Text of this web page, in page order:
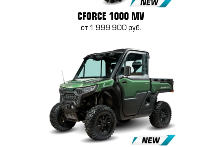
CFORCE 1000 MV
от 1 999 900 руб.